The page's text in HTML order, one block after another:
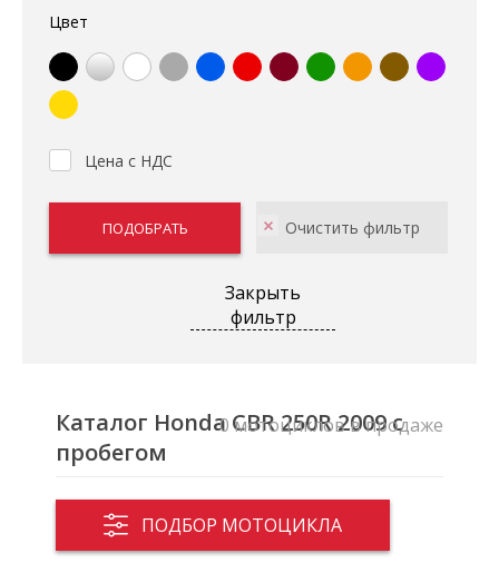
Цвет
Цена с НДС
Закрыть
фильтр
Каталог Honda CBR 250R 2009 с
пробегом
ПОДБОР МОТОЦИКЛА
0 мотоциклов в продаже